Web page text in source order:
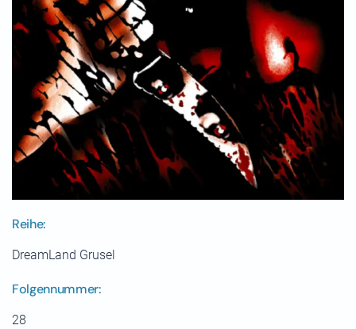
Reihe:
DreamLand Grusel
Folgennummer:
28